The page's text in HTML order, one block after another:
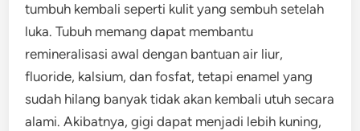
tumbuh kembali seperti kulit yang sembuh setelah
luka. Tubuh memang dapat membantu
remineralisasi awal dengan bantuan air liur,
fluoride, kalsium, dan fosfat, tetapi enamel yang
sudah hilang banyak tidak akan kembali utuh secara
alami. Akibatnya, gigi dapat menjadi lebih kuning,